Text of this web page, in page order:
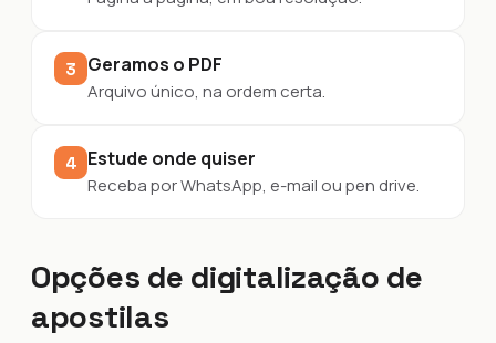
3 Geramos o PDF
Arquivo único, na ordem certa.
4 Estude onde quiser
Receba por WhatsApp, e-mail ou pen drive.
Opções de digitalização de
apostilas